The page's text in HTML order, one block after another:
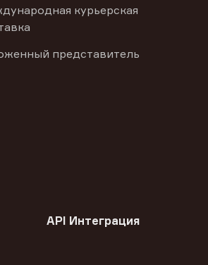
курьерская
представитель
API Интеграция